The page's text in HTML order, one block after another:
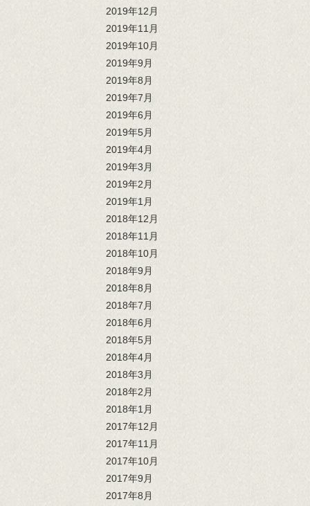
2019年12月
2019年11月
2019年10月
2019年9月
2019年8月
2019年7月
2019年6月
2019年5月
2019年4月
2019年3月
2019年2月
2019年1月
2018年12月
2018年11月
2018年10月
2018年9月
2018年8月
2018年7月
2018年6月
2018年5月
2018年4月
2018年3月
2018年2月
2018年1月
2017年12月
2017年11月
2017年10月
2017年9月
2017年8月